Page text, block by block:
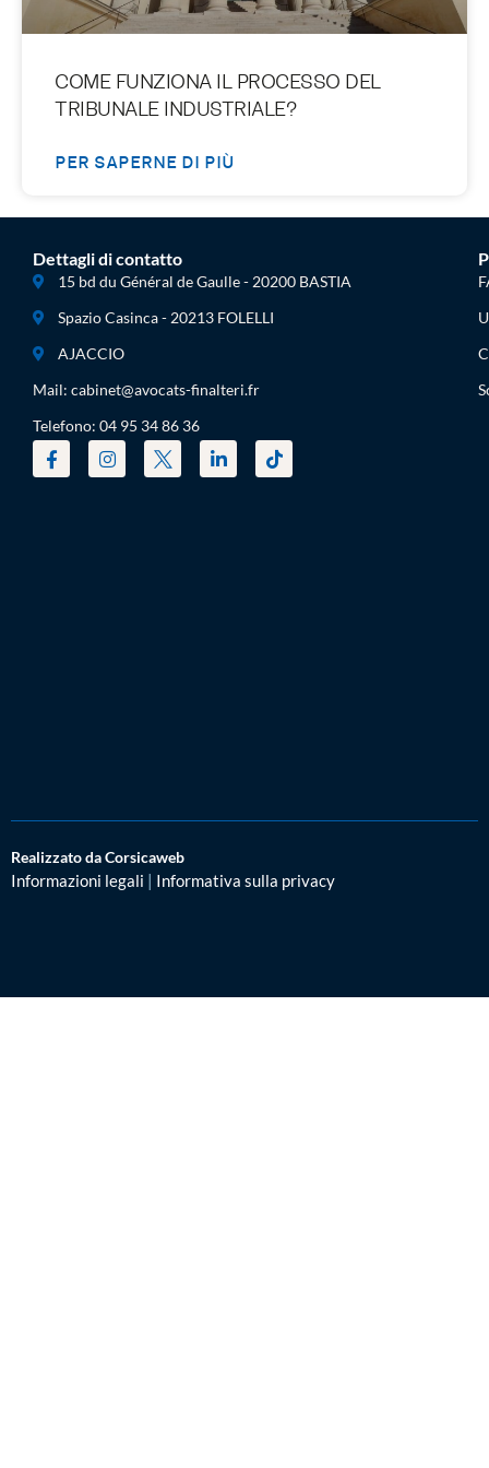
COME FUNZIONA IL PROCESSO DEL
TRIBUNALE INDUSTRIALE?
PER SAPERNE DI PIÙ
Dettagli di contatto
15 bd du Général de Gaulle - 20200 BASTIA
Spazio Casinca - 20213 FOLELLI
AJACCIO
Mail: cabinet@avocats-finalteri.fr
Telefono: 04 95 34 86 36
Realizzato da Corsicaweb
Informazioni legali | Informativa sulla privacy